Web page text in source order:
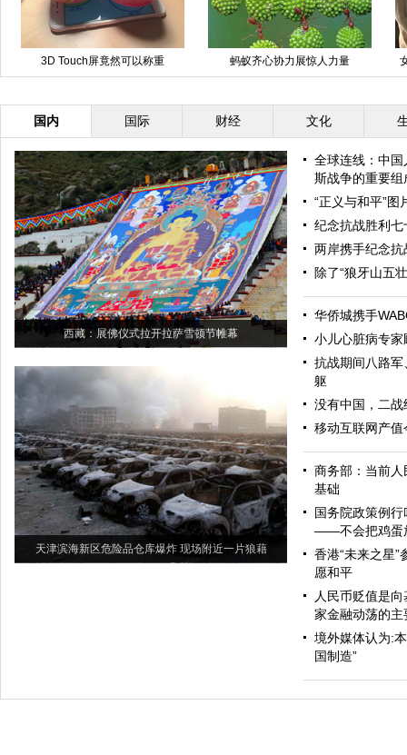
3D Touch屏竟然可以称重 蚂蚁齐心协力展惊人力量
国内 国际 财经 文化
西藏：展佛仪式拉开拉萨雪顿节帷幕
天津滨海新区危险品仓库爆炸 现场附近一片狼藉
全球连线：中
斯战争的重要组
“正义与和平”图
纪念抗战胜利
两岸携手纪念
除了“狼牙山五
华侨城携手
小儿心脏病专家
抗战期间八路
躯
没有中国，二
移动互联网产
商务部：当前
基础
国务院政策例
——不会把鸡蛋
香港“未来之星
愿和平
人民币贬值是
家金融动荡的主
境外媒体认为:
国制造”